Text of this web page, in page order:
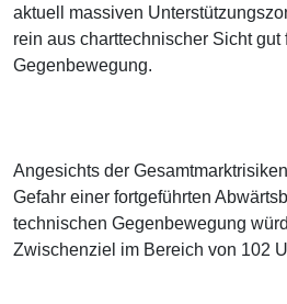
aktuell massiven
rein aus charttechnischer Sicht
Gegenbewegung.
Angesichts der
Gefahr einer fortgeführten
technischen Gegenbewegung
Zwischenziel im Bereich von 102